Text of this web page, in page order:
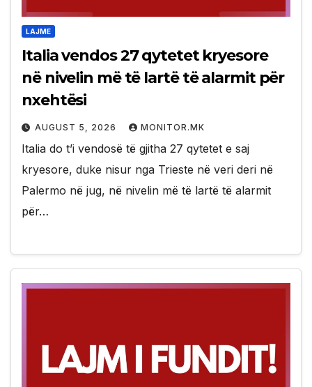
LAJME
Italia vendos 27 qytetet kryesore
në nivelin më të lartë të alarmit për
nxehtësi
AUGUST 5, 2026 MONITOR.MK
Italia do t’i vendosë të gjitha 27 qytetet e saj
kryesore, duke nisur nga Trieste në veri deri në
Palermo në jug, në nivelin më të lartë të alarmit
për…